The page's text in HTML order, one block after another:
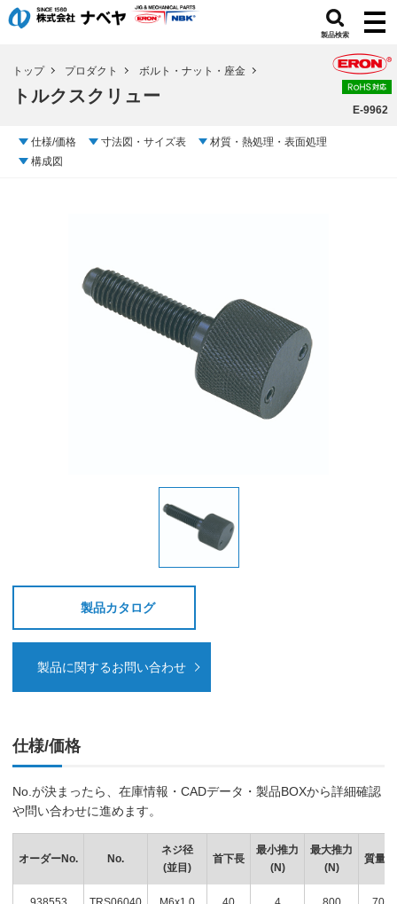
製品検索
トップ プロダクト ボルト・ナット・座金
トルクスクリュー
E-9962
仕様/価格 寸法図・サイズ表
材質・熱処理・表面処理
構成図
製品カタログ
製品に関するお問い合わせ
仕様/価格
No.が決まったら、在庫情報・CADデータ・製品BOXから詳細確認
や問い合わせに進めます。
オーダーNo. No.
ネジ径
(並目)
首下長
最小推力
(N)
最大推力
(N)
質量g